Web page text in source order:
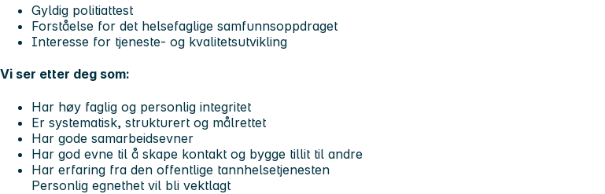
Gyldig politiattest
Forståelse for det helsefaglige samfunnsoppdraget
Interesse for tjeneste- og kvalitetsutvikling
Vi ser etter deg som:
Har høy faglig og personlig integritet
Er systematisk, strukturert og målrettet
Har gode samarbeidsevner
Har god evne til å skape kontakt og bygge tillit til andre
Har erfaring fra den offentlige tannhelsetjenesten
Personlig egnethet vil bli vektlagt